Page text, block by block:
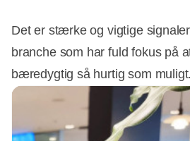
Det er stærke og vigtige
branche som har fuld fokus på
bæredygtig så hurtig som muligt.